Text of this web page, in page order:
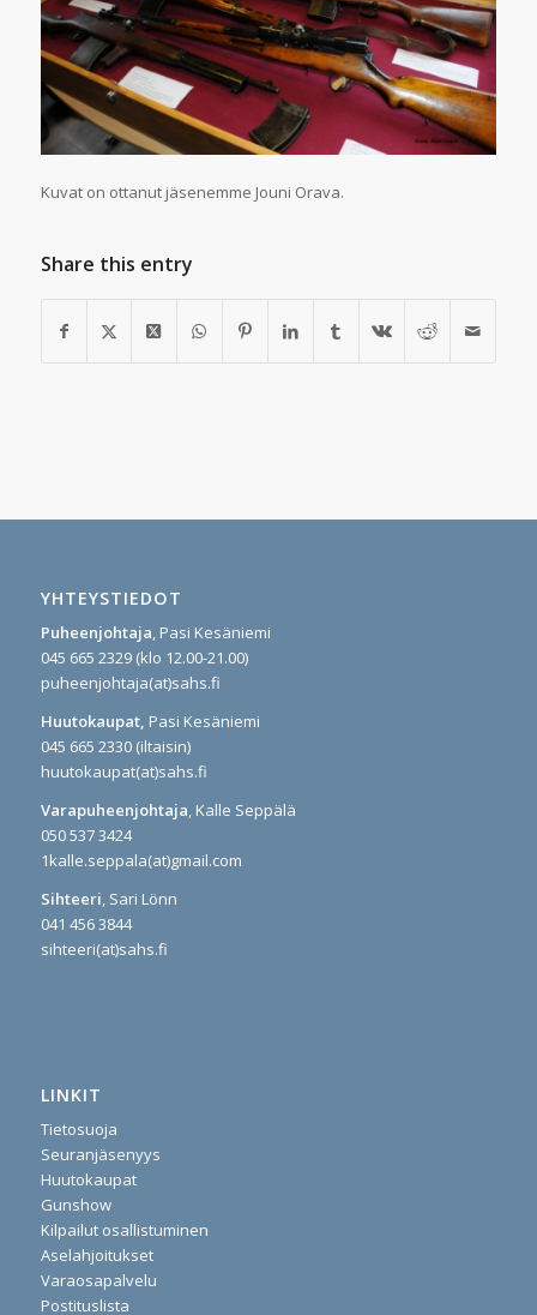
Kuvat on ottanut jäsenemme Jouni Orava.
Share this entry
YHTEYSTIEDOT
Puheenjohtaja, Pasi Kesäniemi
045 665 2329 (klo 12.00-21.00)
puheenjohtaja(at)sahs.fi
Huutokaupat, Pasi Kesäniemi
045 665 2330 (iltaisin)
huutokaupat(at)sahs.fi
Varapuheenjohtaja, Kalle Seppälä
050 537 3424
1kalle.seppala(at)gmail.com
Sihteeri, Sari Lönn
041 456 3844
sihteeri(at)sahs.fi
LINKIT
Tietosuoja
Seuranjäsenyys
Huutokaupat
Gunshow
Kilpailut osallistuminen
Aselahjoitukset
Varaosapalvelu
Postituslista